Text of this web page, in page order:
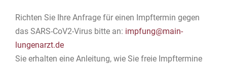
Richten Sie Ihre Anfrage für einen Impftermin gegen
das SARS-CoV2-Virus bitte an: impfung@main-
lungenarzt.de
Sie erhalten eine Anleitung, wie Sie freie Impftermine